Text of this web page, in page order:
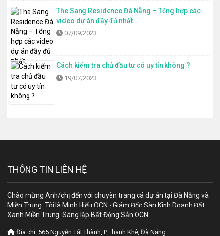
The Sang Residence Đà Nẵng – Tổng hợp các
video dự án đầy đủ nhất
07/09/2023
Cách kiểm tra chủ đầu tư có uy tín không ?
19/07/2023
THÔNG TIN LIÊN HỆ
Chào mừng Anh/chị đến với chuyên trang cá dự án tại Đà Nẵng và
Miền Trung. Tôi là Minh Hiếu OCN - Giám Đốc Sàn Kinh Doanh Đất
Xanh Miền Trung. Sáng lập Bất Động Sản OCN.
Địa chỉ: 565 Nguyễn Tất Thành, P Thanh Khê, Đà Nẵng